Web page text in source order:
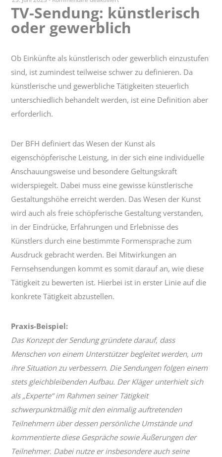
TV-
Sendung:
künstlerisch
gewerblich
TV-Sendung: künstlerisch
oder gewerblich
Ob Einkünfte als künstlerisch oder gewerblich einzustufen
sind, ist zumindest teilweise schwer zu definieren. Da
künstlerische und gewerbliche Tätigkeiten steuerlich
unterschiedlich behandelt werden, ist eine Definition aber
erforderlich.
Der BFH definiert das Wesen der Kunst als
eigenschöpferische Leistung, in der sich eine individuelle
Anschauungsweise und besondere Geltungskraft
widerspiegelt. Dabei muss eine gewisse künstlerische
Gestaltungshöhe erreicht werden. Das Wesen der Kunst
wird auch als freie schöpferische Gestaltung verstanden,
in der Eindrücke, Erfahrungen und Erlebnisse des
Künstlers durch eine bestimmte Formensprache zum
Ausdruck gebracht werden. Bei Mitwirkungen an
Fernsehsendungen kommt es somit darauf an, wie diese
Tätigkeit zu bewerten ist. Hierbei ist in erster Linie auf die
konkrete Tätigkeit abzustellen.
Praxis-Beispiel:
Das Konzept der Sendung gründete darauf, dass
Menschen von einem Unterstützer begleitet werden, um
ihre Situation zu verbessern. Die Sendungen folgen einem
stets gleichbleibenden Aufbau. Der Kläger unterhielt sich
als „Experte“ im Rahmen seiner Tätigkeit
schwerpunktmäßig mit den einmalig auftretenden
Teilnehmern über dessen persönliche Umstände und
kommentierte diese Gespräche sowie Äußerungen der
Teilnehmer. Dabei nutze er insbesondere auch seine